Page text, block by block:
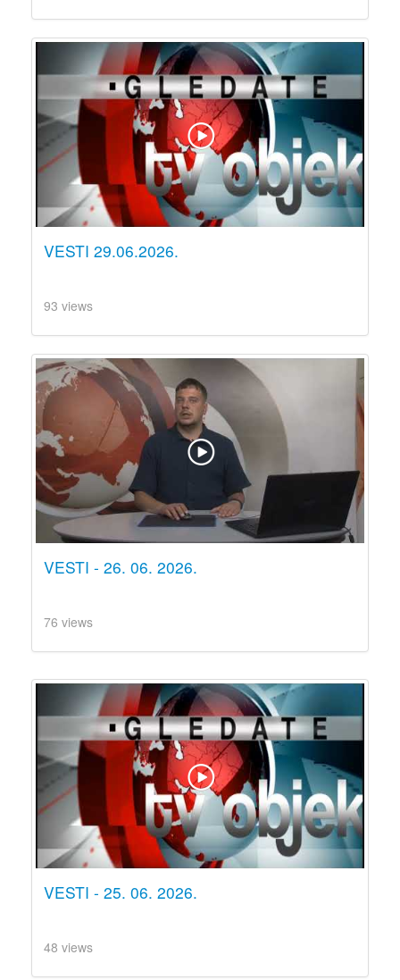
VESTI 29.06.2026.
93 views
VESTI - 26. 06. 2026.
76 views
VESTI - 25. 06. 2026.
48 views